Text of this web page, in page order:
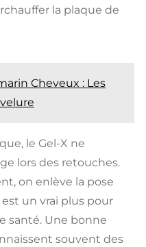
la plaque de
Cheveux : Les
le Gel-X ne
lors des retouches.
on enlève la pose
un vrai plus pour
santé. Une bonne
souvent des